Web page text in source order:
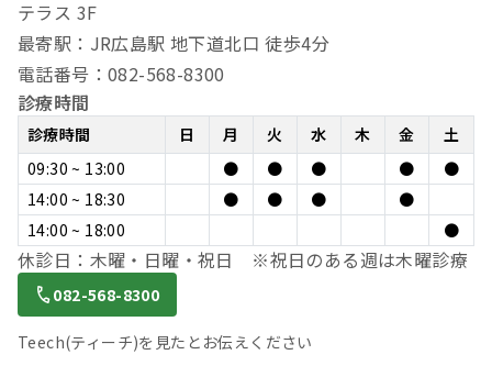
テラス 3F
最寄駅：JR広島駅 地下道北口 徒歩4分
電話番号：082-568-8300
診療時間
診療時間 日 月 火 水 木 金
土
09:30 ~ 13:00
● ● ● ●
●
14:00 ~ 18:30
● ● ●
●
14:00 ~ 18:00
●
休診日：木曜・日曜・祝日 ※祝日のある週は木曜診療
082-568-8300
Teech(ティーチ)を見たとお伝えください